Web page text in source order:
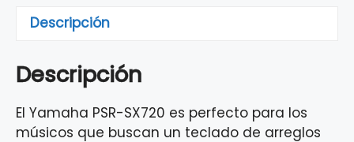
Descripción
Descripción
El Yamaha PSR-SX720 es perfecto para los
músicos que buscan un teclado de arreglos